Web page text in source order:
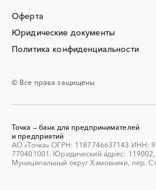
Аргон
Аренда автомобилей
Аренда помещений
Аттракционы
Аудиторские услуги
Аутсорсинг персонала
Оферта
Юридические документы
Политика конфиденциальности
© Все права защищены
Точка — банк для предпринимателей
и предприятий
АО «Точка» ОГРН: 1187746637143 ИНН:
770401001. Юридический адрес: 119002,
Муниципальный округ Хамовники, пер.